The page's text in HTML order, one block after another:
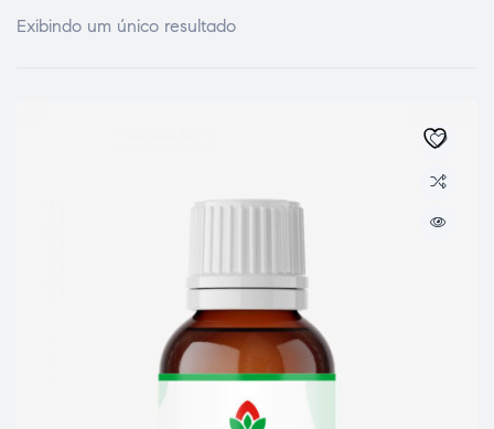
Exibindo um único resultado